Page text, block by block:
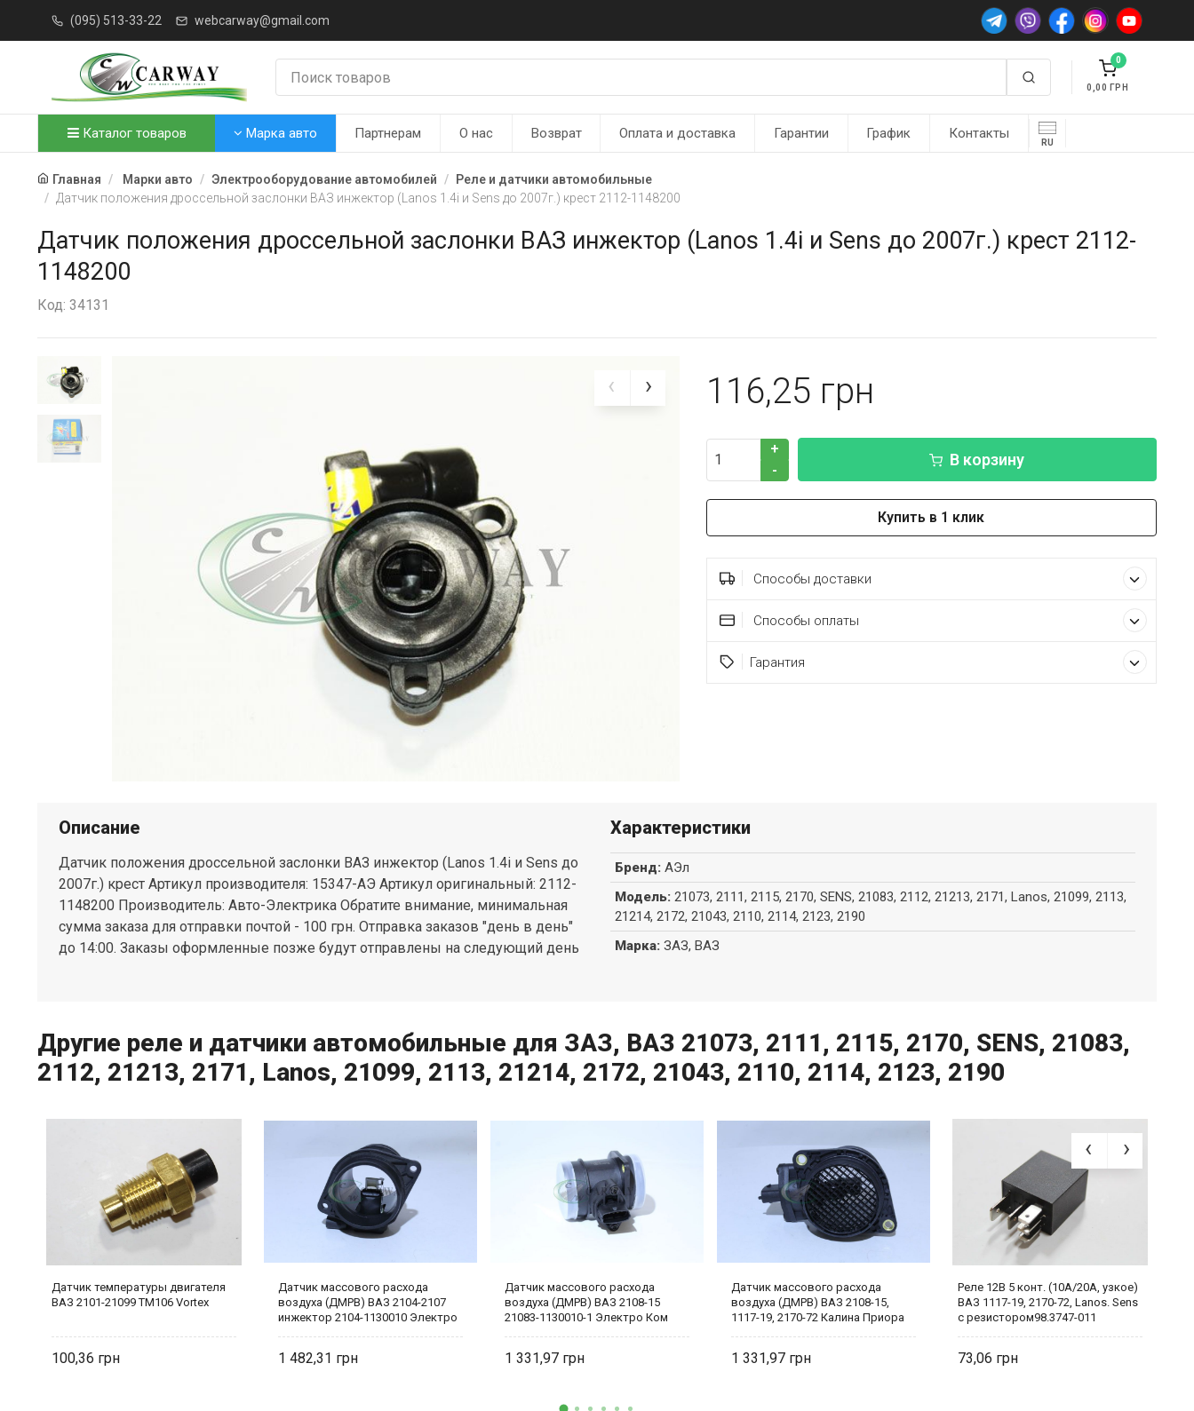
(095) 513-33-22 webcarway@gmail.com
0
0,00
Каталог товаров Марка авто Партнерам О нас Возврат Оплата и доставка Гарантии График Контакты
RU
Главная Марки авто Электрооборудование автомобилей
Реле и датчики автомобильные
Датчик положения дроссельной заслонки ВАЗ инжектор (Lanos 1.4i и Sens до 2007г.) крест 2112-1148200
Датчик положения дроссельной заслонки ВАЗ инжектор (Lanos 1.4i и Sens до 2007г.) крест 2112-
1148200
Код: 34131
116,25
+
-
В корзину
Купить в 1 клик
Способы доставки
Способы оплаты
Гарантия
Описание
Датчик положения дроссельной заслонки ВАЗ инжектор (Lanos 1.4i и Sens до
2007г.) крест Артикул производителя: 15347-АЭ Артикул оригинальный: 2112-
1148200 Производитель: Авто-Электрика Обратите внимание, минимальная
сумма заказа для отправки почтой - 100 грн. Отправка заказов "день в день"
до 14:00. Заказы оформленные позже будут отправлены на следующий день
Характеристики
Бренд: АЭл
Модель: 21073, 2111, 2115, 2170, SENS, 21083, 2112, 21213, 2171, Lanos, 21099, 2113,
21214, 2172, 21043, 2110, 2114, 2123, 2190
Марка: ЗАЗ, ВАЗ
Другие реле и датчики автомобильные для ЗАЗ, ВАЗ 21073, 2111, 2115, 2170, SENS, 21083,
2112, 21213, 2171, Lanos, 21099, 2113, 21214, 2172, 21043, 2110, 2114, 2123, 2190
Датчик температуры двигателя
ВАЗ 2101-21099 ТМ106 Vortex
100,36
Датчик массового расхода
воздуха (ДМРВ) ВАЗ 2104-2107
инжектор 2104-1130010 Электро
1 482,31
Датчик массового расхода
воздуха (ДМРВ) ВАЗ 2108-15
21083-1130010-1 Электро Ком
1 331,97
Датчик массового расхода
воздуха (ДМРВ) ВАЗ 2108-15,
1117-19, 2170-72 Калина Приора
1 331,97
Реле 12В 5 конт. (10А/20А, узкое)
ВАЗ 1117-19, 2170-72, Lanos. Sens
с резистором98.3747-011
73,06